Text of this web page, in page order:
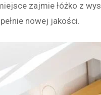
zajmie łóżko z
nowej jakości.